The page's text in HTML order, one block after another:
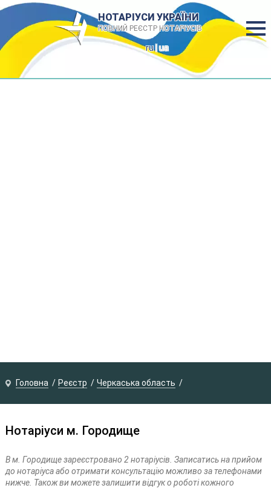
НОТАРІУСИ УКРАЇНИ
ПОВНИЙ РЕЄСТР НОТАРІУСІВ
ru| ua
Головна Реєстр Черкаська область
Нотаріуси м. Городище
В м. Городище зареєстровано 2 нотаріусів. Записатись на прийом
до нотаріуса або отримати консультацію можливо за телефонами
нижче. Також ви можете залишити відгук о роботі кожного